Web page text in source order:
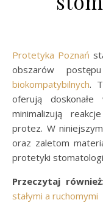
Protetyka Poznań
obszarów
biokompatybilnych.
oferują doskonałe
minimalizują
protez. W
oraz zaletom
protetyki
Przeczytaj
stałymi a ruchomymi